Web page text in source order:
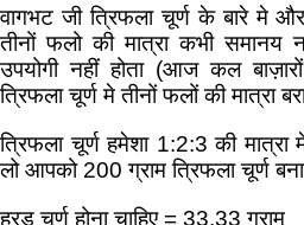
वागभट जी त्रिफला चूर्ण के बारे मे
तीनों फलो की मात्रा कभी समानय
उपयोगी नहीं होता (आज कल
त्रिफला चूर्ण मे तीनों फलों की मात्रा
त्रिफला चूर्ण हमेशा 1:2:3 की मात्रा
लो आपको 200 ग्राम त्रिफला चूर्ण
हरड चूर्ण होना चाहिए = 33.33 ग्राम